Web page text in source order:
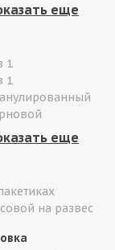
1
1
на развес